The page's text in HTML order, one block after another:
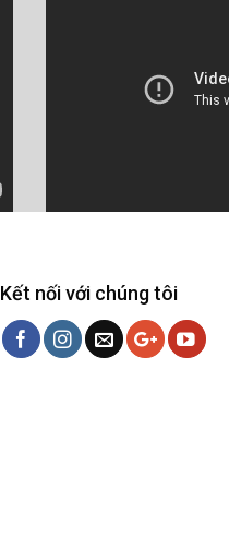
Kết nối với chúng tôi